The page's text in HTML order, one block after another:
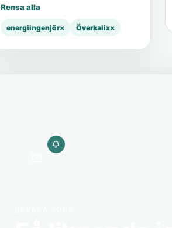
Rensa alla
energiingenjör× Överkalix×